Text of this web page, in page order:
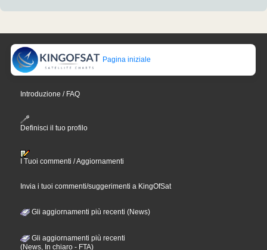
Pagina iniziale
Introduzione / FAQ
Definisci il tuo profilo
I Tuoi commenti / Aggiornamenti
Invia i tuoi commenti/suggerimenti a KingOfSat
Gli aggiornamenti più recenti (News)
Gli aggiornamenti più recenti
(News, In chiaro - FTA)